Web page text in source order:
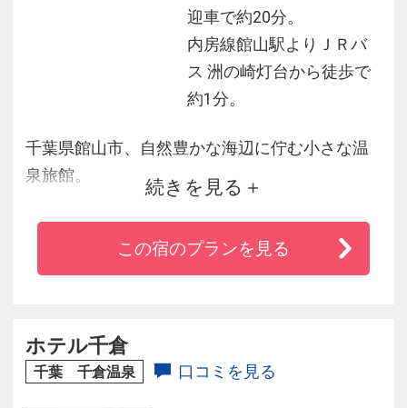
迎車で約20分。
内房線館山駅よりＪＲバ
ス 洲の崎灯台から徒歩で
約1分。
千葉県館山市、自然豊かな海辺に佇む小さな温
泉旅館。
四季の風を感じる温泉大浴場や海眺めの客室、
海のタラソたっぷりの本格温泉。
大手旅行社の顧客満足度アンケートで関東屈指
至福の旅を楽しむための必須要素が「風の抄」
には揃っています。送迎は2名様から館山駅より
続きを見る
この宿のプランを見る
ホテル千倉
千葉 千倉温泉 口コミを見る